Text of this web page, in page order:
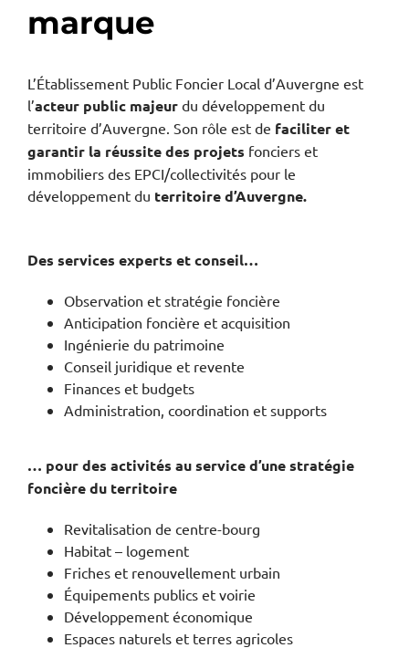
marque
L’Établissement Public Foncier Local d’Auvergne est
l’acteur public majeur du développement du
territoire d’Auvergne. Son rôle est de faciliter et
garantir la réussite des projets fonciers et
immobiliers des EPCI/collectivités pour le
développement du territoire d’Auvergne.
Des services experts et conseil…
Observation et stratégie foncière
Anticipation foncière et acquisition
Ingénierie du patrimoine
Conseil juridique et revente
Finances et budgets
Administration, coordination et supports
… pour des activités au service d’une stratégie
foncière du territoire
Revitalisation de centre-bourg
Habitat – logement
Friches et renouvellement urbain
Équipements publics et voirie
Développement économique
Espaces naturels et terres agricoles